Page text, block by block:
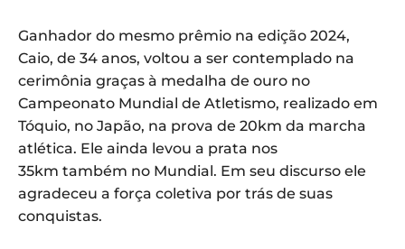
Ganhador do mesmo prêmio na edição 2024,
Caio, de 34 anos, voltou a ser contemplado na
cerimônia graças à medalha de ouro no
Campeonato Mundial de Atletismo, realizado em
Tóquio, no Japão, na prova de 20km da marcha
atlética. Ele ainda levou a prata nos
35km também no Mundial. Em seu discurso ele
agradeceu a força coletiva por trás de suas
conquistas.